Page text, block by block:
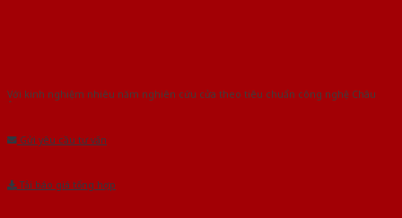
Với kinh nghiệm nhiêu năm nghiên cứu cửa theo tiêu chuẩn công nghệ Châu
Gửi yêu cầu tư vấn
Tải báo giá tổng hợp